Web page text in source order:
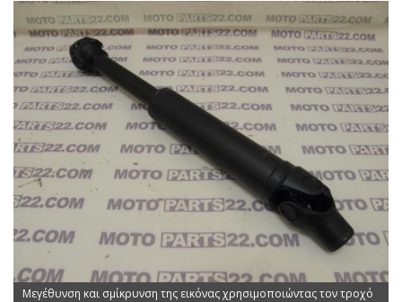
Μεγέθυνση και σμίκρυνση της εικόνας χρησιμοποιώντας τον τροχό